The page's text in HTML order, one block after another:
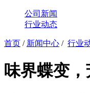
公司新闻
行业动态
首页 / 新闻中心 / 行业
味界蝶变